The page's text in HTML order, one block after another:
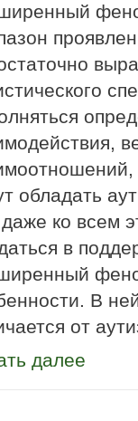
обладать
ко всем
в
В
от
далее